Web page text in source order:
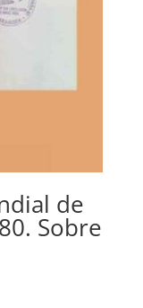
de
Sobre